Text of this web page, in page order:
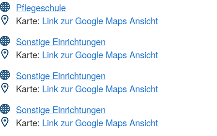
Pflegeschule
Karte: Link zur Google Maps Ansicht
Sonstige Einrichtungen
Karte: Link zur Google Maps Ansicht
Sonstige Einrichtungen
Karte: Link zur Google Maps Ansicht
Sonstige Einrichtungen
Karte: Link zur Google Maps Ansicht